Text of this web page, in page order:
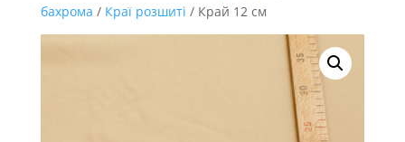
бахрома / Краї розшиті / Край 12 см